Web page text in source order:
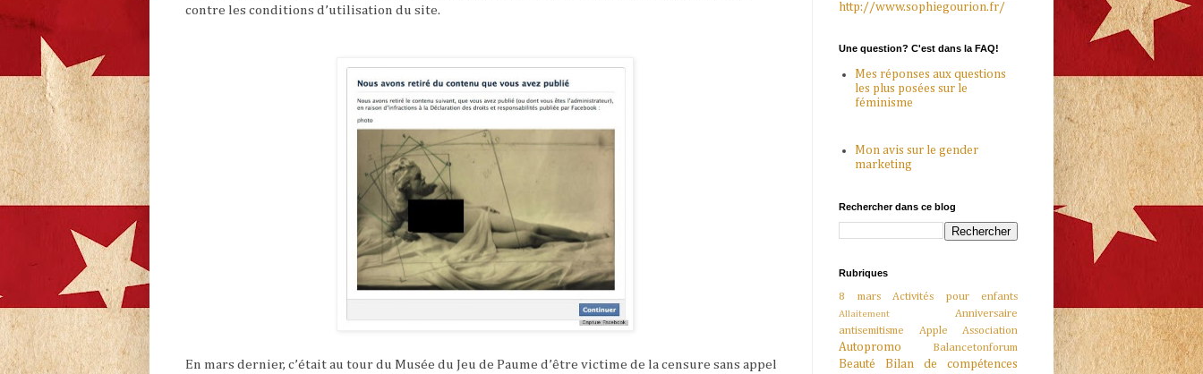
contre les conditions d’utilisation du site.
En mars dernier, c’était au tour du Musée du Jeu de Paume d’être victime de la censure sans appel
http://www.sophiegourion.fr/
Une question? C'est dans la FAQ!
Mes réponses aux questions
les plus posées sur le
féminisme
Mon avis sur le gender
marketing
Rechercher dans ce blog
Rubriques
8 mars Activités pour enfants
Allaitement
Anniversaire
antisemitisme
Apple Association
Autopromo Balancetonforum
Beauté Bilan de compétences